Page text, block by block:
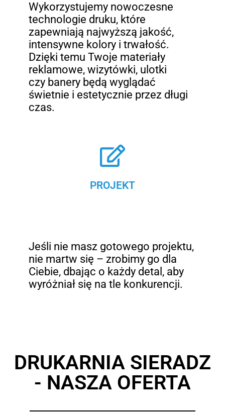
PROJEKT
Jeśli nie masz gotowego projektu,
nie martw się – zrobimy go dla
Ciebie, dbając o każdy detal, aby
wyróżniał się na tle konkurencji.
Wykorzystujemy nowoczesne
technologie druku, które
zapewniają najwyższą jakość,
intensywne kolory i trwałość.
Dzięki temu Twoje materiały
reklamowe, wizytówki, ulotki
czy banery będą wyglądać
świetnie i estetycznie przez długi
czas.
DRUKARNIA SIERADZ
- NASZA OFERTA